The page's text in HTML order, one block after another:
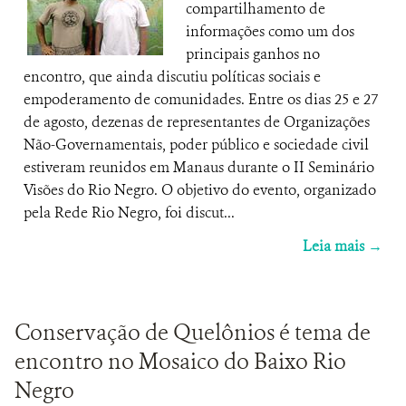
compartilhamento de
informações como um dos
principais ganhos no
encontro, que ainda discutiu políticas sociais e
empoderamento de comunidades. Entre os dias 25 e 27
de agosto, dezenas de representantes de Organizações
Não-Governamentais, poder público e sociedade civil
estiveram reunidos em Manaus durante o II Seminário
Visões do Rio Negro. O objetivo do evento, organizado
pela Rede Rio Negro, foi discut...
Leia mais →
Conservação de Quelônios é tema de
encontro no Mosaico do Baixo Rio
Negro